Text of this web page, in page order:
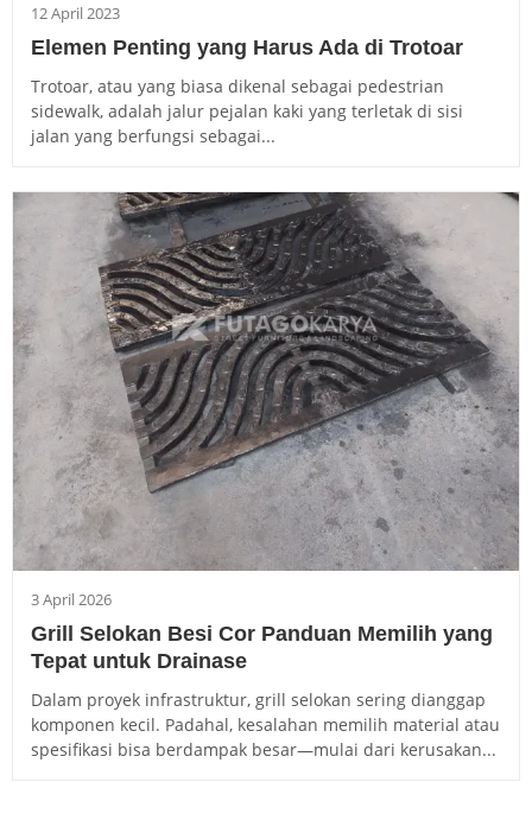
12 April 2023
Elemen Penting yang Harus Ada di Trotoar
Trotoar, atau yang biasa dikenal sebagai pedestrian
sidewalk, adalah jalur pejalan kaki yang terletak di sisi
jalan yang berfungsi sebagai...
3 April 2026
Grill Selokan Besi Cor Panduan Memilih yang
Tepat untuk Drainase
Dalam proyek infrastruktur, grill selokan sering dianggap
komponen kecil. Padahal, kesalahan memilih material atau
spesifikasi bisa berdampak besar—mulai dari kerusakan...